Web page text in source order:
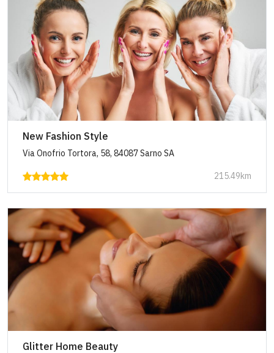
New Fashion Style
Via Onofrio Tortora, 58, 84087 Sarno SA
215.49km
Glitter Home Beauty